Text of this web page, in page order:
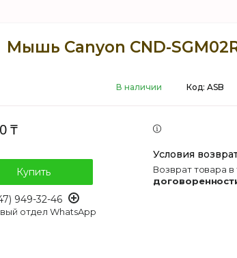
Мышь Canyon CND-
В наличии Код: ASB
₸
Купить
949-32-46
отдел WhatsApp
возврат товара